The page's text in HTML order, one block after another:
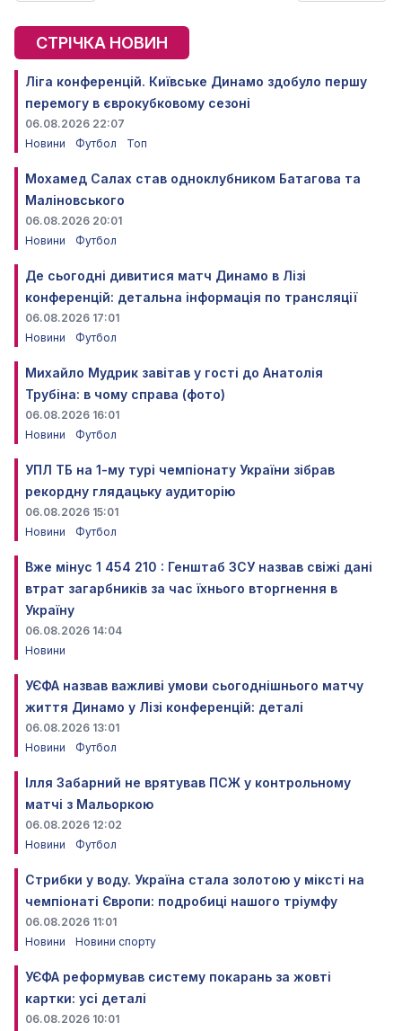
СТРІЧКА НОВИН
Ліга конференцій. Київське Динамо здобуло першу
перемогу в єврокубковому сезоні
06.08.2026 22:07
Новини
Футбол Топ
Мохамед Салах став одноклубником Батагова та
Маліновського
06.08.2026 20:01
Новини
Футбол
Де сьогодні дивитися матч Динамо в Лізі
конференцій: детальна інформація по трансляції
06.08.2026 17:01
Новини
Футбол
Михайло Мудрик завітав у гості до Анатолія
Трубіна: в чому справа (фото)
06.08.2026 16:01
Новини
Футбол
УПЛ ТБ на 1-му турі чемпіонату України зібрав
рекордну глядацьку аудиторію
06.08.2026 15:01
Новини
Футбол
Вже мінус 1 454 210 : Генштаб ЗСУ назвав свіжі дані
втрат загарбників за час їхнього вторгнення в
Україну
06.08.2026 14:04
Новини
УЄФА назвав важливі умови сьогоднішнього матчу
життя Динамо у Лізі конференцій: деталі
06.08.2026 13:01
Новини
Футбол
Ілля Забарний не врятував ПСЖ у контрольному
матчі з Мальоркою
06.08.2026 12:02
Новини
Футбол
Стрибки у воду. Україна стала золотою у міксті на
чемпіонаті Європи: подробиці нашого тріумфу
06.08.2026 11:01
Новини
Новини спорту
УЄФА реформував систему покарань за жовті
картки: усі деталі
06.08.2026 10:01